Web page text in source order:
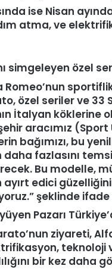
ise Nisan
atma, ve
simgeleyen özel
Romeo’nun
özel seriler ve 33
İtalyan köklerine
aracımız
bağımızı, bu
fazlasını
Bu modelle,
ayırt edici
şeklinde
Pazarı Türkiye’
ziyareti, Alfa
teknoloji
bir kez daha